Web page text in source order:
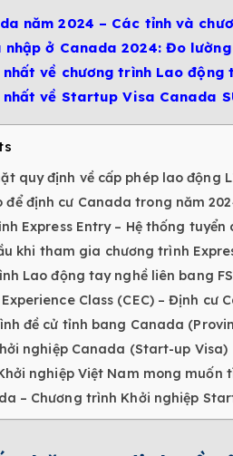
năm 2024 – Các tỉnh và
nhập ở Canada 2024: Đo
về chương trình Lao động
về Startup Visa Canada
quy định về cấp phép lao động
để định cư Canada trong năm
Express Entry – Hệ thống
khi tham gia chương trình
Lao động tay nghề liên bang
Class (CEC) – Định cư
đề cử tỉnh bang Canada
nghiệp Canada (Start-up Visa)
nghiệp Việt Nam mong muốn
– Chương trình Khởi nghiệp